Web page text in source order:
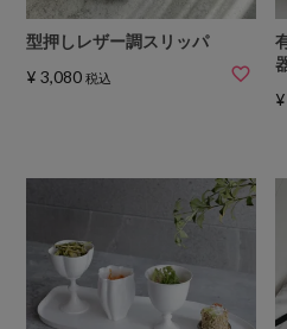
型押しレザー調スリッパ
¥ 3,080 税込
¥